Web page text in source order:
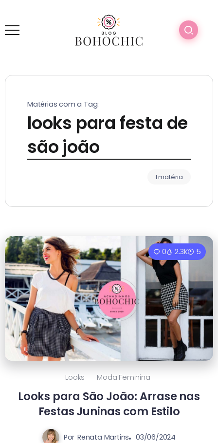
Matérias com a Tag:
looks para festa de
são joão
1 matéria
0 2.3K 5
Looks Moda Feminina
Looks para São João: Arrase nas
Festas Juninas com Estilo
Por Renata Martins 03/06/2024